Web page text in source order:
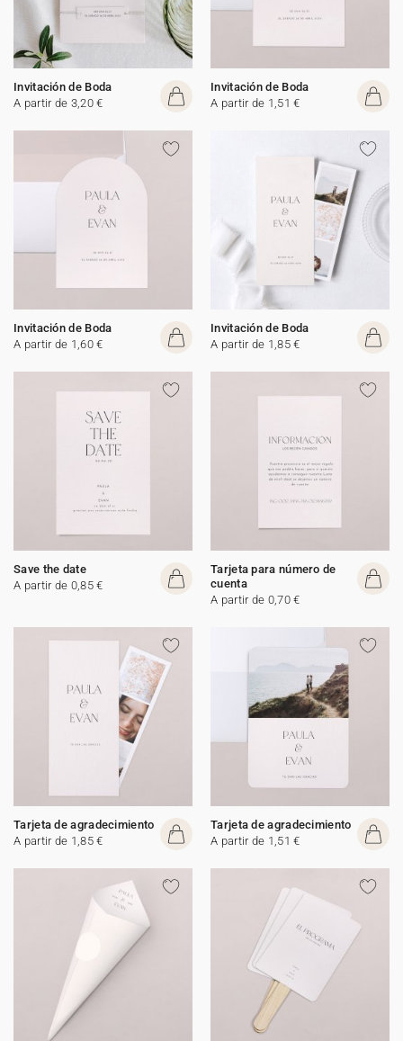
Invitación de Boda
A partir de 3,20 €
Invitación de Boda
A partir de 1,51 €
Invitación de Boda
A partir de 1,60 €
Invitación de Boda
A partir de 1,85 €
Save the date
A partir de 0,85 €
Tarjeta para número de
cuenta
A partir de 0,70 €
Tarjeta de agradecimiento
A partir de 1,85 €
Tarjeta de agradecimiento
A partir de 1,51 €